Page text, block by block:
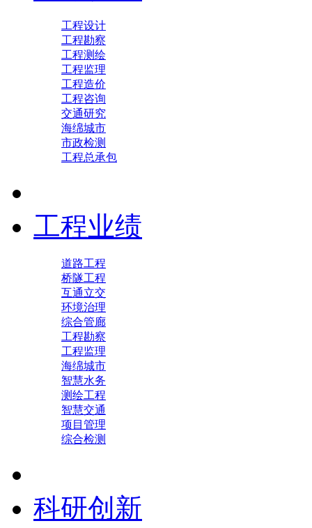
工程设计
工程勘察
工程测绘
工程监理
工程造价
工程咨询
交通研究
海绵城市
市政检测
工程总承包
工程业绩
道路工程
桥隧工程
互通立交
环境治理
综合管廊
工程勘察
工程监理
海绵城市
智慧水务
测绘工程
智慧交通
项目管理
综合检测
科研创新